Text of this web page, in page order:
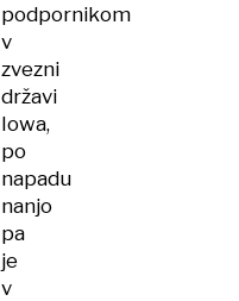
podpornikom
v
zvezni
državi
Iowa,
po
napadu
nanjo
pa
je
v